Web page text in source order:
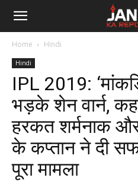
Janta
Reporter
Home Hindi
Hindi
IPL 2019:
भड़के शेन वार्न,
हरकत शर्मनाक और
के कप्तान ने दी
पूरा मामला